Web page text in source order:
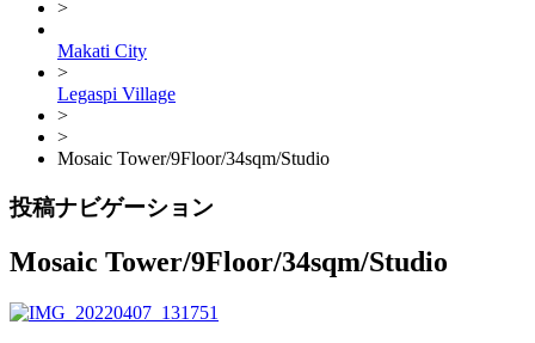
>
Makati City
>
Legaspi Village
>
>
Mosaic Tower/9Floor/34sqm/Studio
投稿ナビゲーション
Mosaic Tower/9Floor/34sqm/Studio